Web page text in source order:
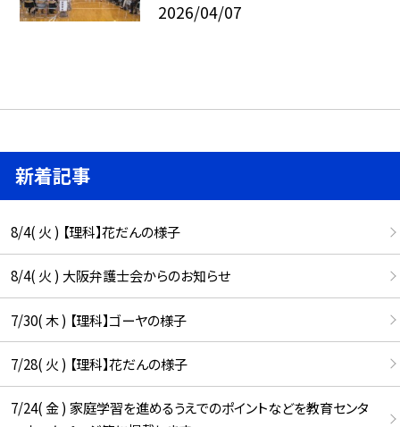
2026/04/07
新着記事
8/4( 火 ) 【理科】花だんの様子
8/4( 火 ) 大阪弁護士会からのお知らせ
7/30( 木 ) 【理科】ゴーヤの様子
7/28( 火 ) 【理科】花だんの様子
7/24( 金 ) 家庭学習を進めるうえでのポイントなどを教育センタ